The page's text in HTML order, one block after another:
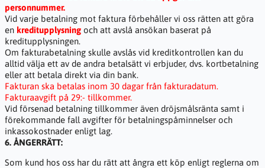
personnummer.
Vid varje betalning mot faktura förbehåller vi oss rätten att göra
en kreditupplysning och att avslå ansökan baserat på
kreditupplysningen.
Om fakturabetalning skulle avslås vid kreditkontrollen kan du
alltid välja ett av de andra betalsätt vi erbjuder, dvs. kortbetalning
eller att betala direkt via din bank.
Fakturan ska betalas inom 30 dagar från fakturadatum.
Fakturaavgift på 29:- tillkommer.
Vid försenad betalning tillkommer även dröjsmålsränta samt i
förekommande fall avgifter för betalningspåminnelser och
inkassokostnader enligt lag.
6. ÅNGERRÄTT:
Som kund hos oss har du rätt att ångra ett köp enligt reglerna om